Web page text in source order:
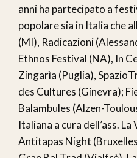
anni ha partecipato a
popolare sia in Italia che
(MI), Radicazioni
Ethnos Festival (NA), In
Zingarìa (Puglia),
des Cultures (Ginevra);
Balambules (Alzen-
Italiana a cura dell’ass.
Antitapas Night